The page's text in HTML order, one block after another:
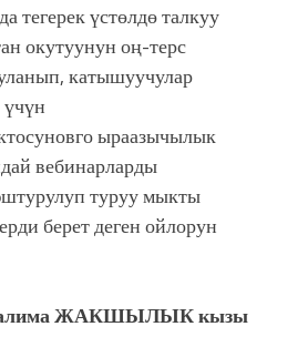
тегерек үстөлдө талкуу
окутуунун оң-терс
катышуучулар
үчүн
ыраазычылык
вебинарларды
туруу мыкты
берет деген ойлорун
ЖАКШЫЛЫК кызы